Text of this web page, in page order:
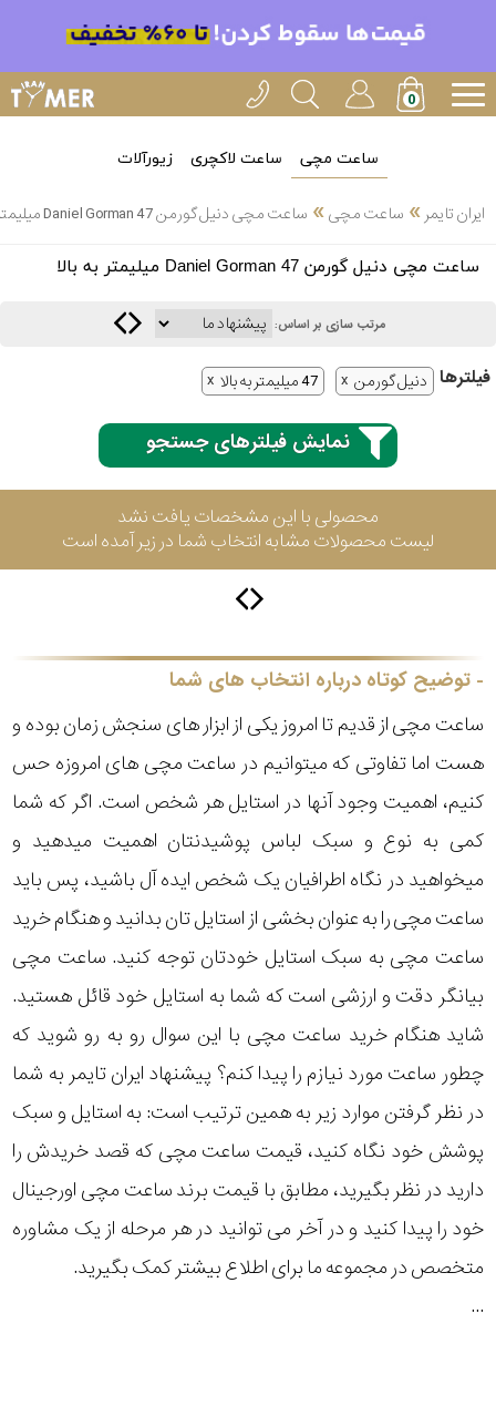
ساعت مچی ساعت لاکچری زیورآلات
ایران تایمر » ساعت مچی» ساعت مچی دنیل گورمن Daniel Gorman 47 میلیمتر به بالا
ساعت مچی دنیل گورمن Daniel Gorman 47 میلیمتر به بالا
مرتب سازی بر اساس:
فیلتر‌ها دنیل گورمن 47 میلیمتر به بالا
نمایش فیلترهای جستجو
محصولی با این مشخصات یافت نشد
لیست محصولات مشابه انتخاب شما در زیر آمده است
توضیح کوتاه درباره انتخاب های شما
ساعت مچی از قدیم تا امروز یکی از ابزار های سنجش زمان بوده و
هست اما تفاوتی که میتوانیم در ساعت مچی های امروزه حس
کنیم، اهمیت وجود آنها در استایل هر شخص است. اگر که شما
کمی به نوع و سبک لباس پوشیدنتان اهمیت میدهید و
میخواهید در نگاه اطرافیان یک شخص ایده آل باشید، پس باید
ساعت مچی را به عنوان بخشی از استایل تان بدانید و هنگام خرید
ساعت مچی به سبک استایل خودتان توجه کنید. ساعت مچی
بیانگر دقت و ارزشی است که شما به استایل خود قائل هستید.
شاید هنگام خرید ساعت مچی با این سوال رو به رو شوید که
چطور ساعت مورد نیازم را پیدا کنم؟ پیشنهاد ایران تایمر به شما
در نظر گرفتن موارد زیر به همین ترتیب است: به استایل و سبک
پوشش خود نگاه کنید، قیمت ساعت مچی که قصد خریدش را
دارید در نظر بگیرید، مطابق با قیمت برند ساعت مچی اورجینال
خود را پیدا کنید و در آخر می توانید در هر مرحله از یک مشاوره
متخصص در مجموعه ما برای اطلاع بیشتر کمک بگیرید.
...
انتخاب
بین 3
3
سیکو
سیتیزن
اورینت
پیلار
لیکوپر
آدیداس
متی
دنیل
گورمن
نمایش
جنسیت
استایل
محدوده
عرض
میلیمتر
به بالا
نمایش
بیشتر...
طرح